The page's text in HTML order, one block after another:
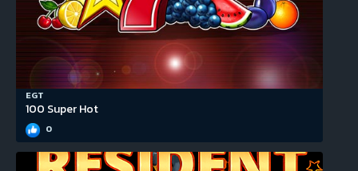
EGT
100 Super Hot
0